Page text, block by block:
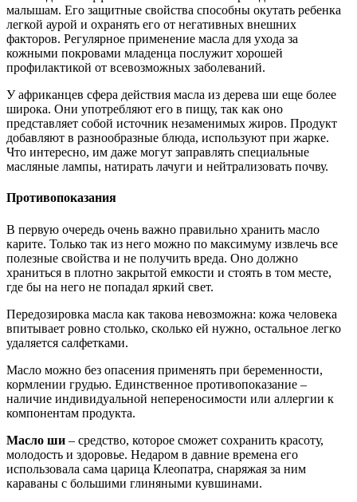
малышам. Его защитные свойства способны окутать ребенка
легкой аурой и охранять его от негативных внешних
факторов. Регулярное применение масла для ухода за
кожными покровами младенца послужит хорошей
профилактикой от всевозможных заболеваний.
У африканцев сфера действия масла из дерева ши еще более
широка. Они употребляют его в пищу, так как оно
представляет собой источник незаменимых жиров. Продукт
добавляют в разнообразные блюда, используют при жарке.
Что интересно, им даже могут заправлять специальные
масляные лампы, натирать лачуги и нейтрализовать почву.
Противопоказания
В первую очередь очень важно правильно хранить масло
карите. Только так из него можно по максимуму извлечь все
полезные свойства и не получить вреда. Оно должно
храниться в плотно закрытой емкости и стоять в том месте,
где бы на него не попадал яркий свет.
Передозировка масла как такова невозможна: кожа человека
впитывает ровно столько, сколько ей нужно, остальное легко
удаляется салфетками.
Масло можно без опасения применять при беременности,
кормлении грудью. Единственное противопоказание –
наличие индивидуальной непереносимости или аллергии к
компонентам продукта.
Масло ши – средство, которое сможет сохранить красоту,
молодость и здоровье. Недаром в давние времена его
использовала сама царица Клеопатра, снаряжая за ним
караваны с большими глиняными кувшинами.